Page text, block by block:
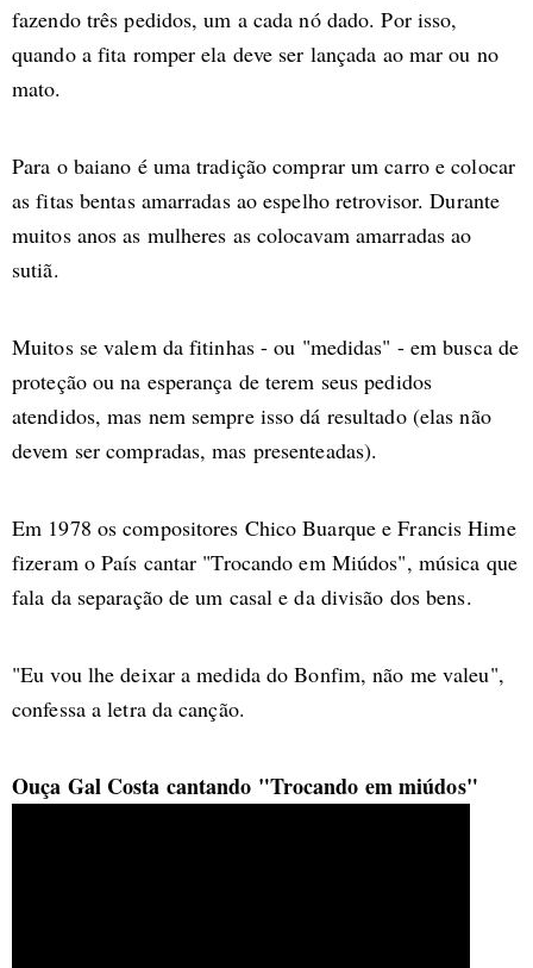
fazendo três pedidos, um a cada nó dado. Por isso,
quando a fita romper ela deve ser lançada ao mar ou no
mato.
Para o baiano é uma tradição comprar um carro e colocar
as fitas bentas amarradas ao espelho retrovisor. Durante
muitos anos as mulheres as colocavam amarradas ao
sutiã.
Muitos se valem da fitinhas - ou "medidas" - em busca de
proteção ou na esperança de terem seus pedidos
atendidos, mas nem sempre isso dá resultado (elas não
devem ser compradas, mas presenteadas).
Em 1978 os compositores Chico Buarque e Francis Hime
fizeram o País cantar "Trocando em Miúdos", música que
fala da separação de um casal e da divisão dos bens.
"Eu vou lhe deixar a medida do Bonfim, não me valeu",
confessa a letra da canção.
Ouça Gal Costa cantando "Trocando em miúdos"